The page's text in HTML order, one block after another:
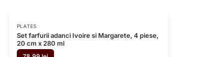
PLATES
Set farfurii adanci Ivoire si Margarete, 4 piese,
20 cm x 280 ml